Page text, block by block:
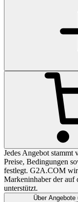
Jedes Angebot stammt
Preise, Bedingungen
festlegt. G2A.COM
Markeninhaber der auf
unterstützt.
Über Angebote